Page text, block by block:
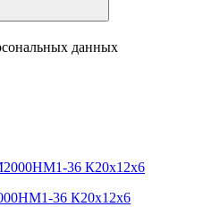
данных
36 К20х12х6